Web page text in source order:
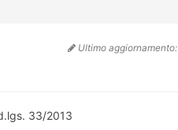
Ultimo aggiornamento:
33/2013